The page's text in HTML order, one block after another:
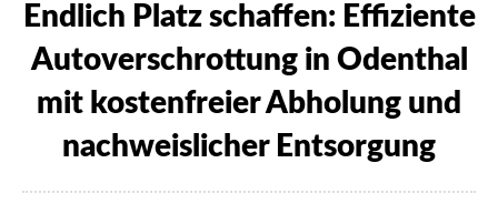
Endlich Platz schaffen: Effiziente
Autoverschrottung in Odenthal
mit kostenfreier Abholung und
nachweislicher Entsorgung